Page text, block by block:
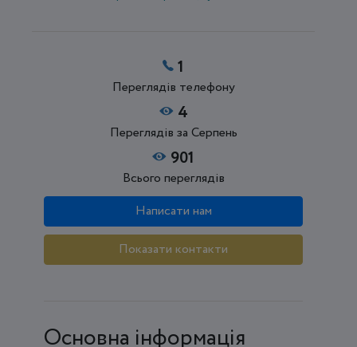
1
Переглядів телефону
4
Переглядів за Серпень
901
Всього переглядів
Написати нам
Показати контакти
Основна інформація